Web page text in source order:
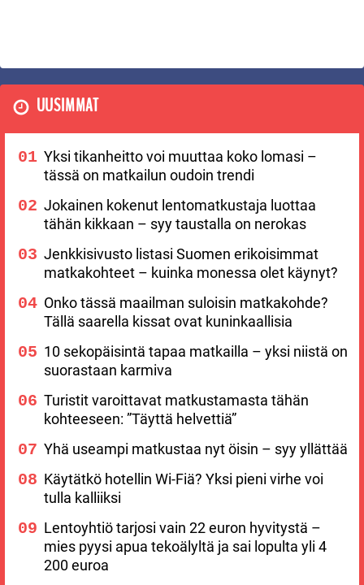
UUSIMMAT
Yksi tikanheitto voi muuttaa koko lomasi –
tässä on matkailun oudoin trendi
Jokainen kokenut lentomatkustaja luottaa
tähän kikkaan – syy taustalla on nerokas
Jenkkisivusto listasi Suomen erikoisimmat
matkakohteet – kuinka monessa olet käynyt?
Onko tässä maailman suloisin matkakohde?
Tällä saarella kissat ovat kuninkaallisia
10 sekopäisintä tapaa matkailla – yksi niistä on
suorastaan karmiva
Turistit varoittavat matkustamasta tähän
kohteeseen: ”Täyttä helvettiä”
Yhä useampi matkustaa nyt öisin – syy yllättää
Käytätkö hotellin Wi-Fiä? Yksi pieni virhe voi
tulla kalliiksi
Lentoyhtiö tarjosi vain 22 euron hyvitystä –
mies pyysi apua tekoälyltä ja sai lopulta yli 4
200 euroa